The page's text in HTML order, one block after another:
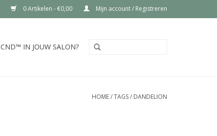
0 Artikelen - €0,00 Mijn account / Registreren
CND™ IN JOUW SALON?
HOME/TAGS/ DANDELION